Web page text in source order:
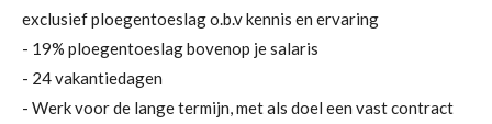
exclusief ploegentoeslag o.b.v kennis en ervaring
- 19% ploegentoeslag bovenop je salaris
- 24 vakantiedagen
- Werk voor de lange termijn, met als doel een vast contract